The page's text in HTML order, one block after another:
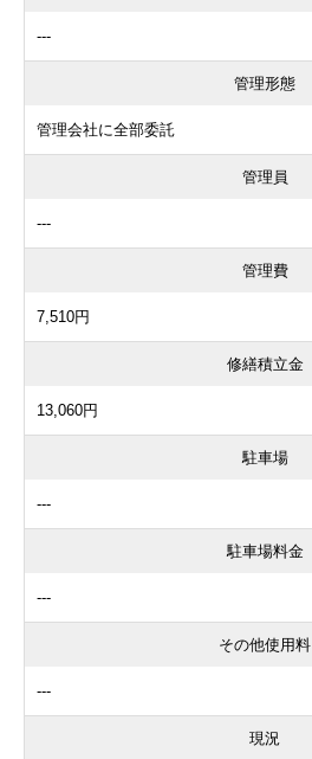
---
管理形態
管理会社に全部委託
管理員
---
管理費
7,510円
修繕積立金
13,060円
駐車場
---
駐車場料金
---
その他使用料
---
現況